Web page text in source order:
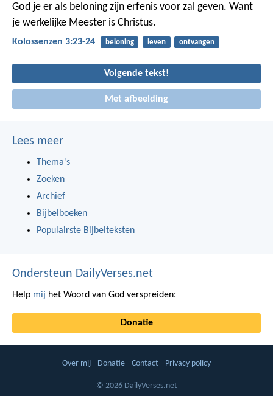
God je er als beloning zijn erfenis voor zal geven. Want
je werkelijke Meester is Christus.
Kolossenzen 3:23-24 beloning leven ontvangen
Volgende tekst!
Met afbeelding
Lees meer
Thema's
Zoeken
Archief
Bijbelboeken
Populairste Bijbelteksten
Ondersteun DailyVerses.net
Help mij het Woord van God verspreiden:
Donatie
Over mij Donatie Contact Privacy policy
© 2026 DailyVerses.net